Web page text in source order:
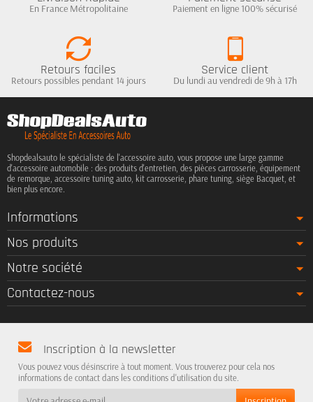
En France Métropolitaine Paiement en ligne 100% sécurisé
Retours faciles
Retours possibles pendant 14 jours
Service client
Du lundi au vendredi de 9h à 17h
Shopdealsauto le spécialiste de l'accessoire auto, vous propose une large gamme
d'accessoire automobile : des produits d'entretien, des pièces carrosserie, équipement
de remorque, accessoire tuning auto, kit carrosserie, phare tuning, siège Bacquet, et
bien plus encore.
Informations
Nos produits
Notre société
Contactez-nous
Inscription à la newsletter
Vous pouvez vous désinscrire à tout moment. Vous trouverez pour cela nos
informations de contact dans les conditions d'utilisation du site.